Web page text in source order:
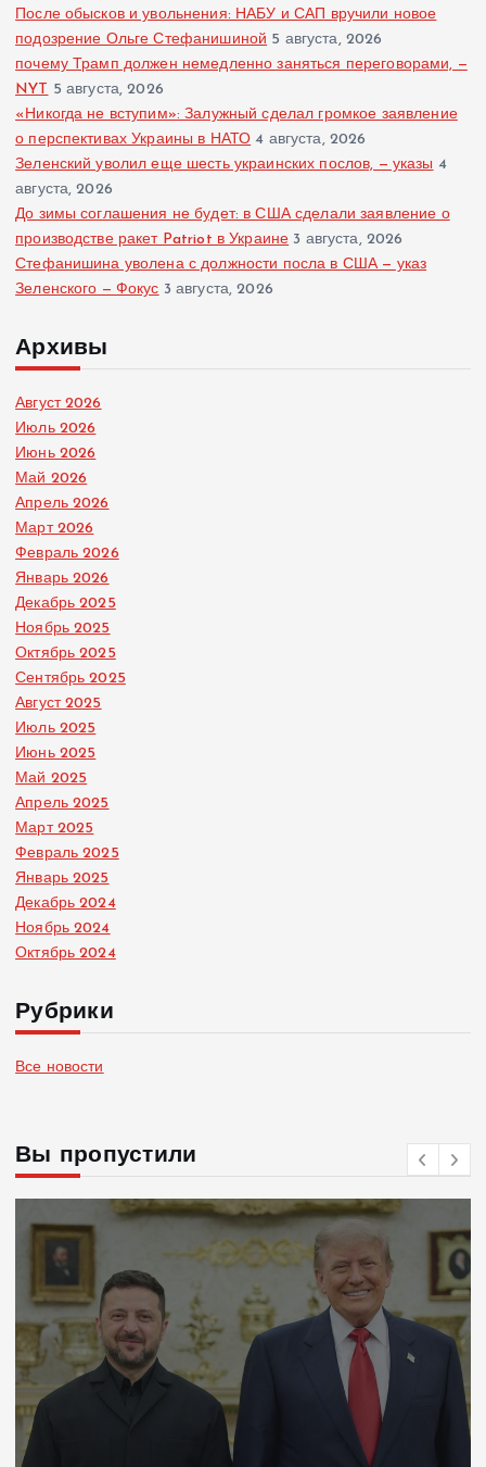
После обысков и увольнения: НАБУ и САП вручили новое
подозрение Ольге Стефанишиной 5 августа, 2026
почему Трамп должен немедленно заняться переговорами, —
NYT 5 августа, 2026
«Никогда не вступим»: Залужный сделал громкое заявление
о перспективах Украины в НАТО 4 августа, 2026
Зеленский уволил еще шесть украинских послов, — указы 4
августа, 2026
До зимы соглашения не будет: в США сделали заявление о
производстве ракет Patriot в Украине 3 августа, 2026
Стефанишина уволена с должности посла в США — указ
Зеленского — Фокус 3 августа, 2026
Архивы
Август 2026
Июль 2026
Июнь 2026
Май 2026
Апрель 2026
Март 2026
Февраль 2026
Январь 2026
Декабрь 2025
Ноябрь 2025
Октябрь 2025
Сентябрь 2025
Август 2025
Июль 2025
Июнь 2025
Май 2025
Апрель 2025
Март 2025
Февраль 2025
Январь 2025
Декабрь 2024
Ноябрь 2024
Октябрь 2024
Рубрики
Все новости
Вы пропустили